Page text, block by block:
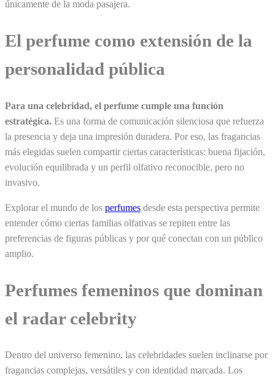
únicamente de la moda pasajera.
El perfume como extensión de la
personalidad pública
Para una celebridad, el perfume cumple una función
estratégica. Es una forma de comunicación silenciosa que refuerza
la presencia y deja una impresión duradera. Por eso, las fragancias
más elegidas suelen compartir ciertas características: buena fijación,
evolución equilibrada y un perfil olfativo reconocible, pero no
invasivo.
Explorar el mundo de los perfumes desde esta perspectiva permite
entender cómo ciertas familias olfativas se repiten entre las
preferencias de figuras públicas y por qué conectan con un público
amplio.
Perfumes femeninos que dominan
el radar celebrity
Dentro del universo femenino, las celebridades suelen inclinarse por
fragancias complejas, versátiles y con identidad marcada. Los